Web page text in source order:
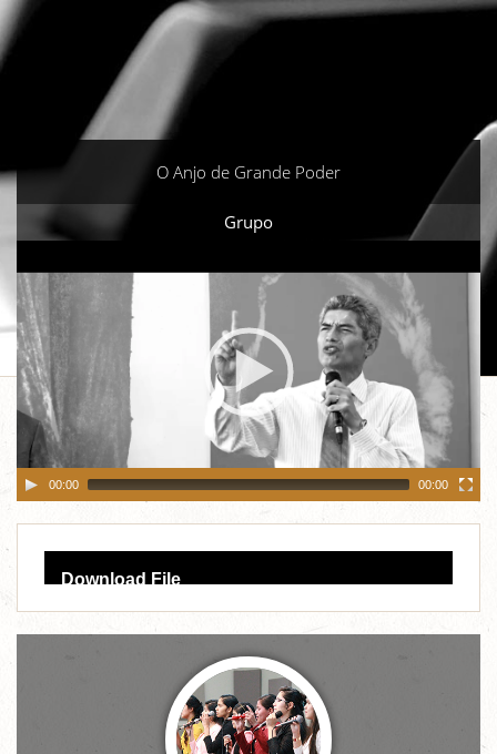
O Anjo de Grande Poder
Grupo
Player
00:00 00:00
Player
Download File